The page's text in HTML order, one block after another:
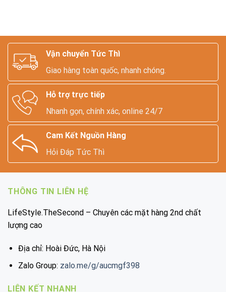
Vận chuyển Tức Thì
Giao hàng toàn quốc, nhanh chóng.
Hỗ trợ trực tiếp
Nhanh gọn, chính xác, online 24/7
Cam Kết Nguồn Hàng
Hỏi Đáp Tức Thì
THÔNG TIN LIÊN HỆ
LifeStyle.TheSecond – Chuyên các mặt hàng 2nd chất
lượng cao
Địa chỉ: Hoài Đức, Hà Nội
Zalo Group: zalo.me/g/aucmgf398
LIÊN KẾT NHANH